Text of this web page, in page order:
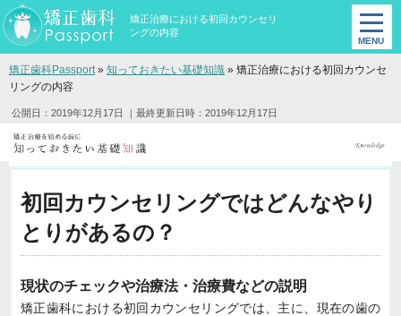
矯正治療における初回カウンセリ
ングの内容
矯正歯科Passport» 知っておきたい基礎知識 » 矯正治療における初回カウンセ
リングの内容
公開日：2019年12月17日 ｜最終更新日時：2019年12月17日
初回カウンセリングではどんなやり
とりがあるの？
現状のチェックや治療法・治療費などの説明
矯正歯科における初回カウンセリングでは、主に、現在の歯の